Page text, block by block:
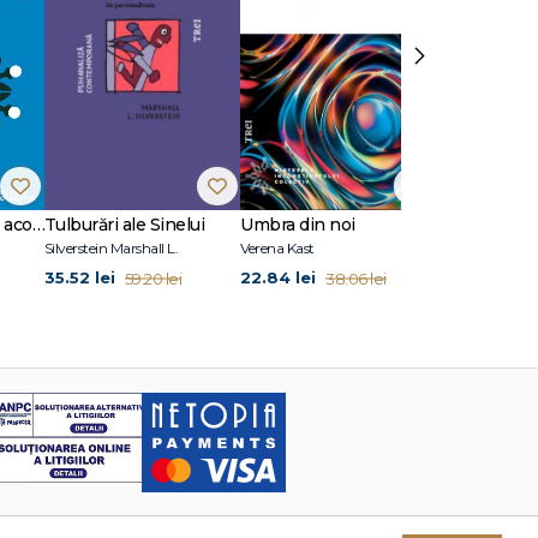
10 situații clinice în acompanierea doliuluiTulburări ale Sinelui
Silverstein Marshall L.
35.52 lei 59.20 lei
Umbra din noi
Verena Kast
22.84 lei 38.06 lei
›